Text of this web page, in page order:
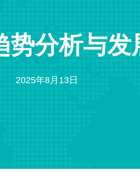
势分析与发
2025年8月13日